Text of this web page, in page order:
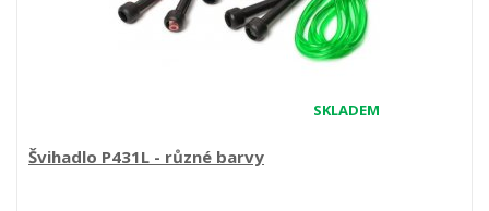
SKLADEM
Švihadlo P431L - různé barvy